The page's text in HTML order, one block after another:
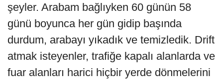
şeyler. Arabam bağlıyken 60 günün 58
günü boyunca her gün gidip başında
durdum, arabayı yıkadık ve temizledik. Drift
atmak isteyenler, trafiğe kapalı alanlarda ve
fuar alanları harici hiçbir yerde dönmelerini